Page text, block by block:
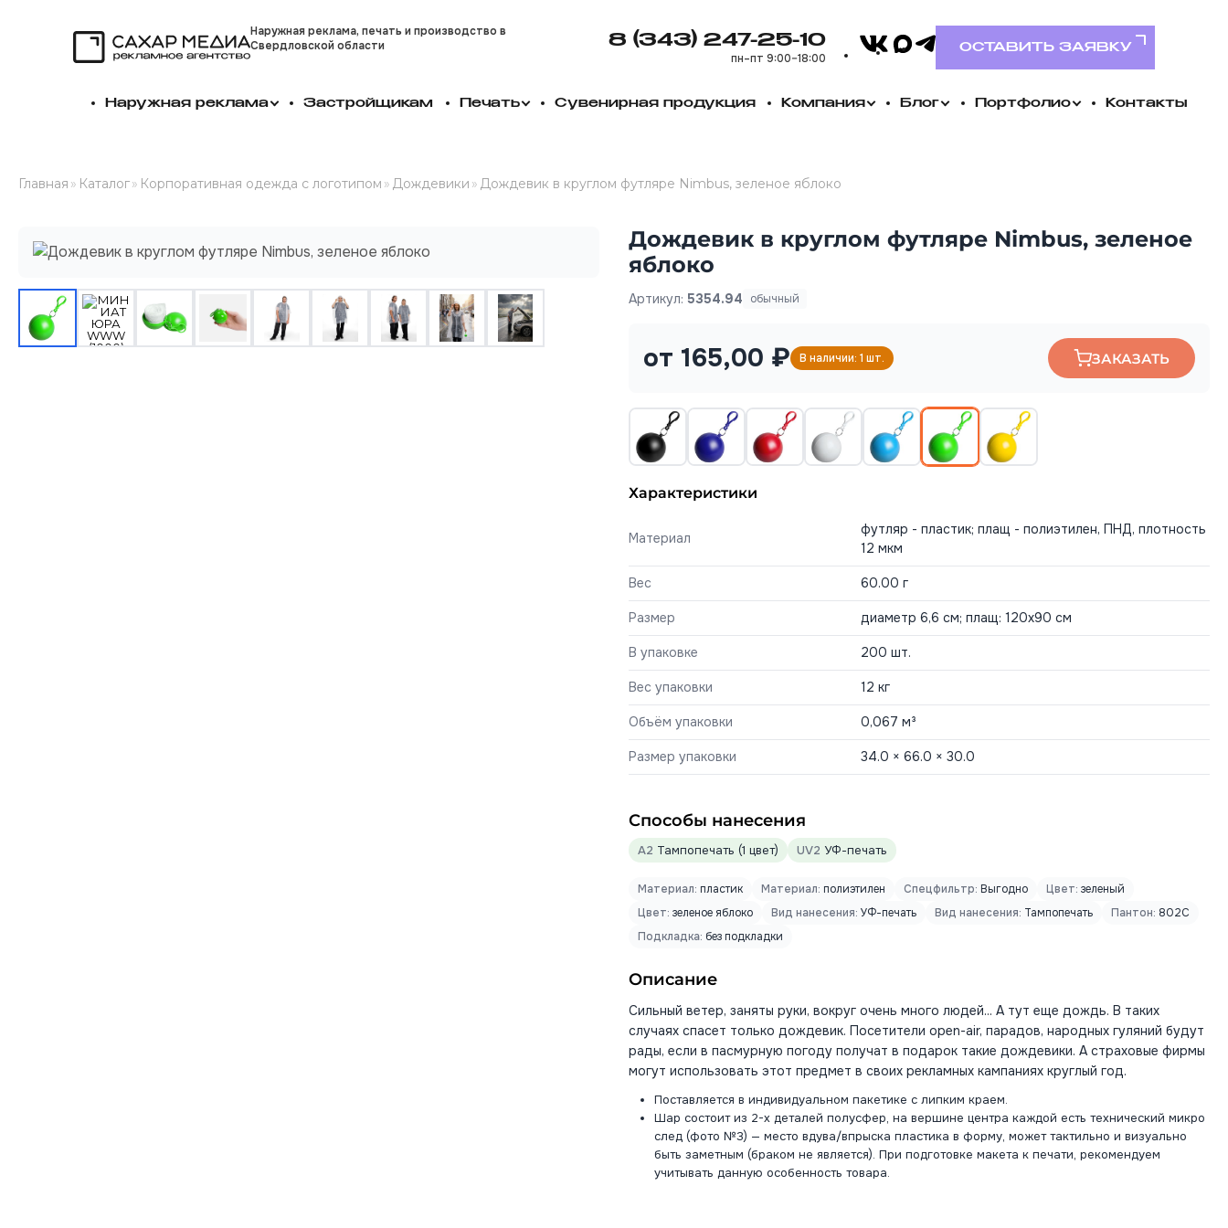
Наружная реклама, печать и производство в
Свердловской области
8 (343) 247-25-10
пн–пт 9:00–18:00
VK MAXTelegramОСТАВИТЬ ЗАЯВКУ
Наружная реклама Застройщикам Печать Сувенирная продукция Компания Блог Портфолио Контакты
Главная » Каталог» Корпоративная одежда с логотипом » Дождевики » Дождевик в круглом футляре Nimbus, зеленое яблоко
Дождевик в круглом футляре Nimbus, зеленое
яблоко
Артикул: 5354.94 обычный
от 165,00 ₽ В наличии: 1 шт. ЗАКАЗАТЬ
Характеристики
Материал
футляр - пластик; плащ - полиэтилен, ПНД, плотность
12 мкм
Вес 60.00 г
Размер диаметр 6,6 см; плащ: 120х90 см
В упаковке 200 шт.
Вес упаковки 12 кг
Объём упаковки 0,067 м³
Размер упаковки 34.0 × 66.0 × 30.0
Способы нанесения
A2 Тампопечать (1 цвет) UV2 УФ-печать
Материал: пластик Материал: полиэтилен Спецфильтр: Выгодно Цвет: зеленый
Цвет: зеленое яблоко Вид нанесения: УФ-печать Вид нанесения: Тампопечать Пантон: 802C
Подкладка: без подкладки
Описание
Сильный ветер, заняты руки, вокруг очень много людей... А тут еще дождь. В таких
случаях спасет только дождевик. Посетители open-air, парадов, народных гуляний будут
рады, если в пасмурную погоду получат в подарок такие дождевики. А страховые фирмы
могут использовать этот предмет в своих рекламных кампаниях круглый год.
Поставляется в индивидуальном пакетике с липким краем.
Шар состоит из 2-х деталей полусфер, на вершине центра каждой есть технический микро
след (фото №3) — место вдува/впрыска пластика в форму, может тактильно и визуально
быть заметным (браком не является). При подготовке макета к печати, рекомендуем
учитывать данную особенность товара.